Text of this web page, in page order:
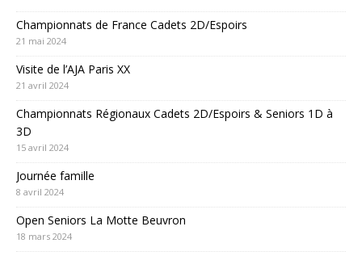
Championnats de France Cadets 2D/Espoirs
21 mai 2024
Visite de l’AJA Paris XX
21 avril 2024
Championnats Régionaux Cadets 2D/Espoirs & Seniors 1D à
3D
15 avril 2024
Journée famille
8 avril 2024
Open Seniors La Motte Beuvron
18 mars 2024